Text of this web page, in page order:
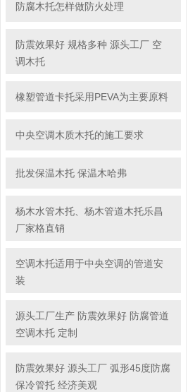
防腐木托怎样做防火处理
防震效果好 规格多种 源头工厂 空
调木托
橡塑管道卡托采用PEVA为主要原料
中央空调木质木托的施工要求
批发保温木托 保温木哈弗
杨木水管木托、杨木管道木托乐昌
厂家格直销
空调木托适用于中央空调的管道安
装
源头工厂生产 防震效果好 防腐管道
空调木托 定制
防震效果好 源头工厂 弧形45度防腐
保冷管托 经济美观